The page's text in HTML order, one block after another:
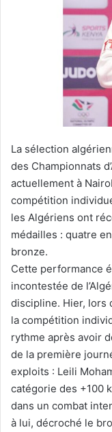
La sélection
des Championnats
actuellement à
compétition
les Algériens ont
médailles : quatre
bronze.
Cette performance
incontestée de
discipline. Hier, lors
la compétition
rythme après avoir
de la première
exploits : Leili
catégorie des +100
dans un combat
à lui, décroché le